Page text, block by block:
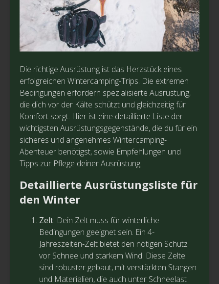
Die richtige Ausrüstung ist das Herzstück eines
erfolgreichen Wintercamping-Trips. Die extremen
Bedingungen erfordern spezialisierte Ausrüstung,
die dich vor der Kälte schützt und gleichzeitig für
Komfort sorgt. Hier ist eine detaillierte Liste der
wichtigsten Ausrüstungsgegenstände, die du für ein
sicheres und angenehmes Wintercamping-
Abenteuer benötigst, sowie Empfehlungen und
Tipps zur Pflege deiner Ausrüstung.
Detaillierte Ausrüstungsliste für
den Winter
Zelt: Dein Zelt muss für winterliche
Bedingungen geeignet sein. Ein 4-
Jahreszeiten-Zelt bietet den nötigen Schutz
vor Schnee und starkem Wind. Diese Zelte
sind robuster gebaut, mit verstärkten Stangen
und Materialien, die auch unter Schneelast